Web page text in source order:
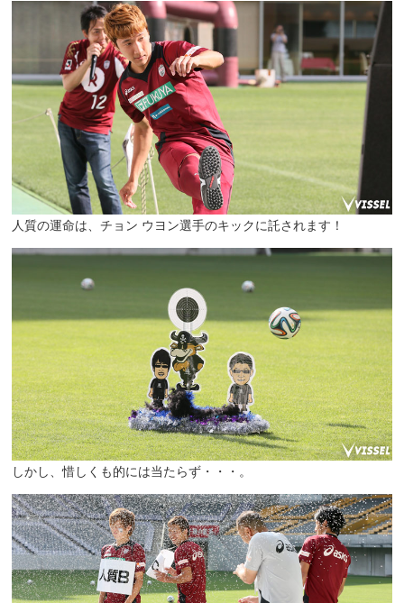
人質の運命は、チョン ウヨン選手のキックに託されます！
しかし、惜しくも的には当たらず・・・。